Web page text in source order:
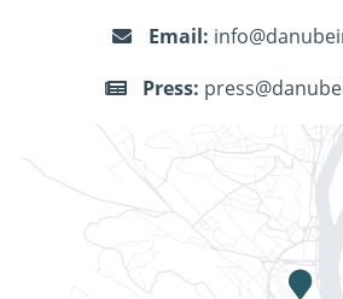
Email:
Press: